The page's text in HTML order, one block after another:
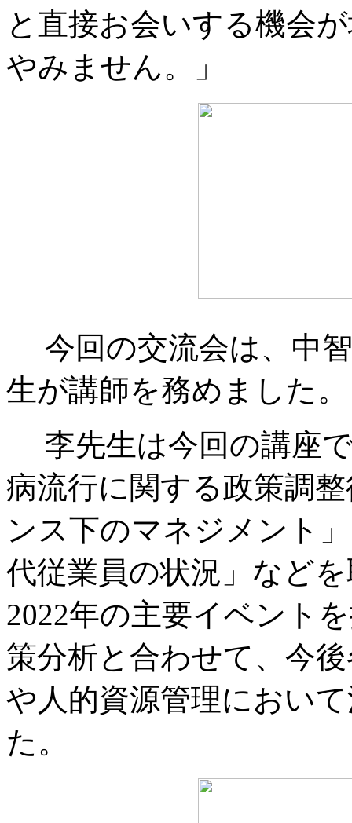
と直接お会いする機会
やみません。」
今回の交流会は、中
生が講師を務めました。
李先生は今回の講座
病流行に関する政策調
ンス下のマネジメント
代従業員の状況」など
2022年の主要イベント
策分析と合わせて、今
や人的資源管理におい
た。